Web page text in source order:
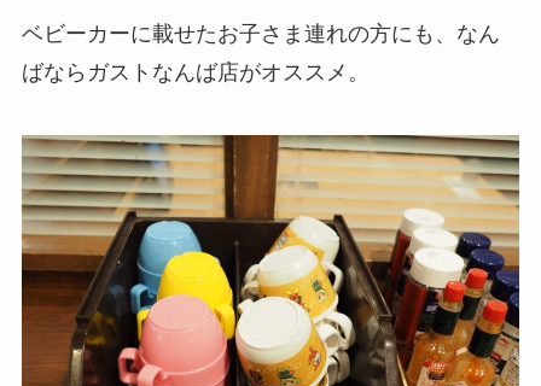
ベビーカーに載せたお子さま連れの方にも、なん
ばならガストなんば店がオススメ。